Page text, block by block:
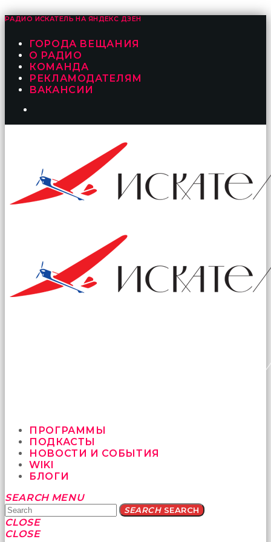
РАДИО ИСКАТЕЛЬ НА ЯНДЕКС ДЗЕН
ГОРОДА ВЕЩАНИЯ
О РАДИО
КОМАНДА
РЕКЛАМОДАТЕЛЯМ
ВАКАНСИИ
ПРОГРАММЫ
ПОДКАСТЫ
НОВОСТИ И СОБЫТИЯ
WIKI
БЛОГИ
Yatağa
bile
geçmeye
fırsat
SEARCH MENU
SEARCHSEARCH
CLOSE
CLOSE